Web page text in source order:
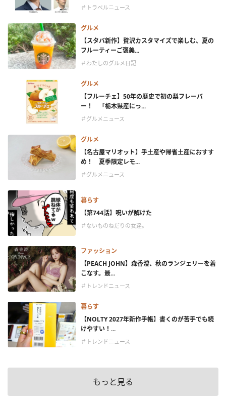
＃トラベルニュース
グルメ
【スタバ新作】贅沢カスタマイズで楽しむ、夏の
フルーティーご褒美...
＃わたしのグルメ日記
グルメ
【フルーチェ】50年の歴史で初の梨フレーバ
ー！ 「栃木県産にっ...
＃グルメニュース
グルメ
【名古屋マリオット】手土産や帰省土産におすす
め！ 夏季限定レモ...
＃グルメニュース
暮らす
【第744話】呪いが解けた
＃ないものねだりの女達。
ファッション
【PEACH JOHN】森香澄、秋のランジェリーを着
こなす。最...
＃トレンドニュース
暮らす
【NOLTY 2027年新作手帳】書くのが苦手でも続
けやすい！...
＃トレンドニュース
もっと見る